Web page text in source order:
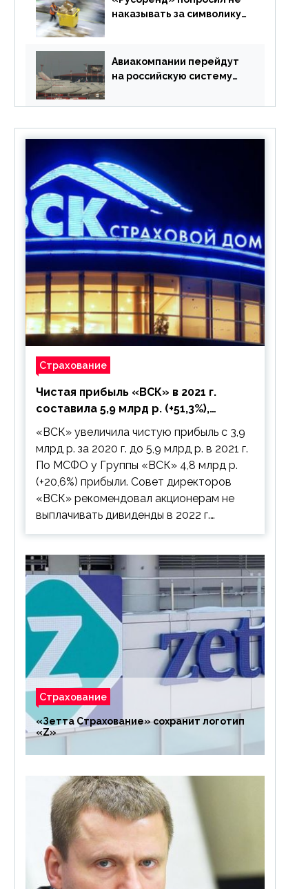
наказывать за символику
Авиакомпании перейдут
на российскую систему
Страхование
Чистая прибыль «ВСК» в 2021 г.
составила 5,9 млрд р. (+51,3%),
дивиденды рекомендовано не
выплачивать
«ВСК» увеличила чистую прибыль с 3,9
млрд р. за 2020 г. до 5,9 млрд р. в 2021 г.
По МСФО у Группы «ВСК» 4,8 млрд р.
(+20,6%) прибыли. Совет директоров
«ВСК» рекомендовал акционерам не
выплачивать дивиденды в 2022 г.…
Страхование
«Зетта Страхование» сохранит логотип
«Z»